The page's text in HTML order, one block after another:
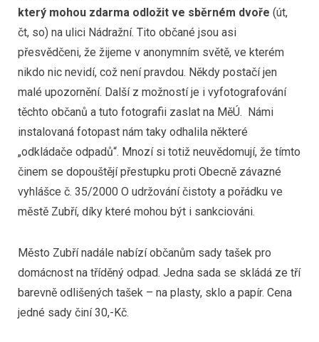
který mohou zdarma odložit ve sběrném dvoře (út,
čt, so) na ulici Nádražní. Tito občané jsou asi
přesvědčeni, že žijeme v anonymním světě, ve kterém
nikdo nic nevidí, což není pravdou. Někdy postačí jen
malé upozornění. Další z možností je i vyfotografování
těchto občanů a tuto fotografii zaslat na MěÚ. Námi
instalovaná fotopast nám taky odhalila některé
„odkládače odpadů“. Mnozí si totiž neuvědomují, že tímto
činem se dopouštějí přestupku proti Obecně závazné
vyhlášce č. 35/2000 O udržování čistoty a pořádku ve
městě Zubří, díky které mohou být i sankciováni.
Město Zubří nadále nabízí občanům sady tašek pro
domácnost na tříděný odpad. Jedna sada se skládá ze tří
barevně odlišených tašek – na plasty, sklo a papír. Cena
jedné sady činí 30,-Kč.